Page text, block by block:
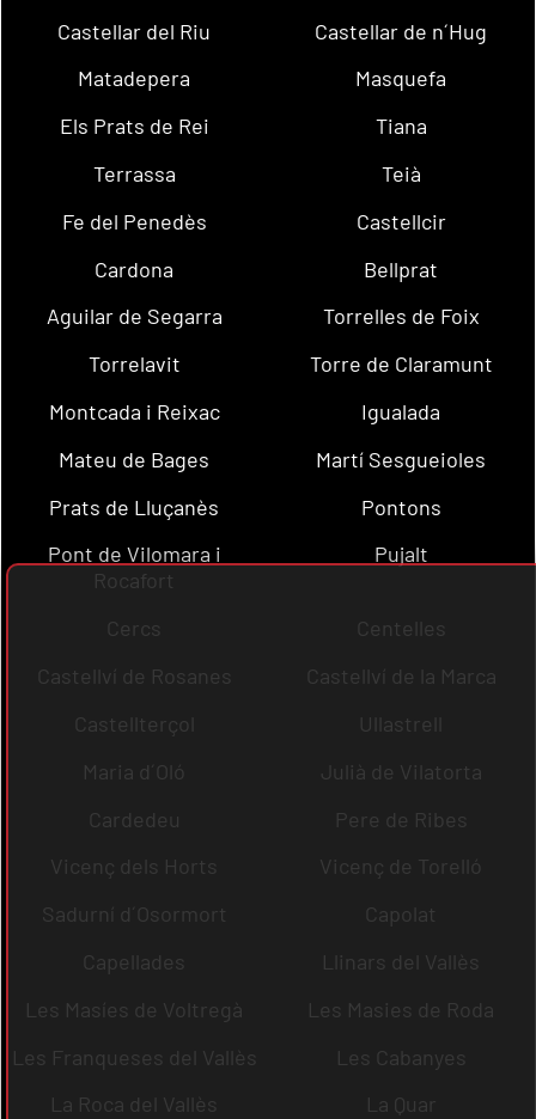
Castellar del Riu
Castellar de n´Hug
Matadepera
Masquefa
Els Prats de Rei
Tiana
Terrassa
Teià
Fe del Penedès
Castellcir
Cardona
Bellprat
Aguilar de Segarra
Torrelles de Foix
Torrelavit
Torre de Claramunt
Montcada i Reixac
Igualada
Mateu de Bages
Martí Sesgueioles
Prats de Lluçanès
Pontons
Pont de Vilomara i
Rocafort
Pujalt
Cercs
Centelles
Castellví de Rosanes
Castellví de la Marca
Castellterçol
Ullastrell
Maria d´Oló
Julià de Vilatorta
Cardedeu
Pere de Ribes
Vicenç dels Horts
Vicenç de Torelló
Sadurní d´Osormort
Capolat
Capellades
Llinars del Vallès
Les Masíes de Voltregà
Les Masies de Roda
Les Franqueses del Vallès
Les Cabanyes
La Roca del Vallès
La Quar